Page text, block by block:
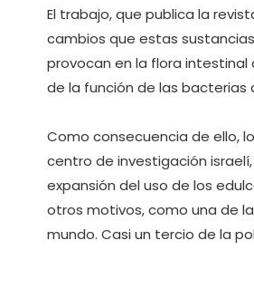
El trabajo, que publica la
cambios que estas
provocan en la flora
de la función de las bacterias
Como consecuencia de ello,
centro de investigación
expansión del uso de los
otros motivos, como una de
mundo. Casi un tercio de la